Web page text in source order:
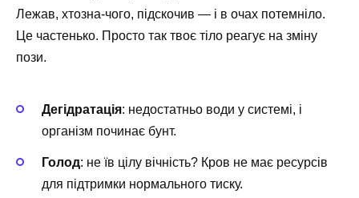
Лежав, хтозна-чого, підскочив — і в очах потемніло.
Це частенько. Просто так твоє тіло реагує на зміну
пози.
Дегідратація: недостатньо води у системі, і
організм починає бунт.
Голод: не їв цілу вічність? Кров не має ресурсів
для підтримки нормального тиску.